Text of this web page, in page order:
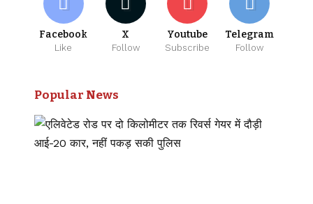
Facebook
Like
X
Follow
Youtube
Subscribe
Telegram
Follow
Popular News